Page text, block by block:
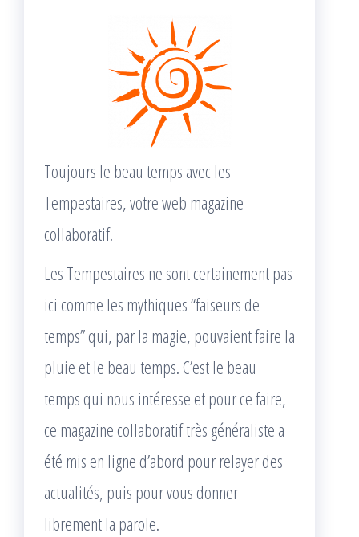
Toujours le beau temps avec les
Tempestaires, votre web magazine
collaboratif.
Les Tempestaires ne sont certainement pas
ici comme les mythiques “faiseurs de
temps” qui, par la magie, pouvaient faire la
pluie et le beau temps. C’est le beau
temps qui nous intéresse et pour ce faire,
ce magazine collaboratif très généraliste a
été mis en ligne d’abord pour relayer des
actualités, puis pour vous donner
librement la parole.